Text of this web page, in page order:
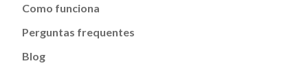
Como funciona
Perguntas frequentes
Blog